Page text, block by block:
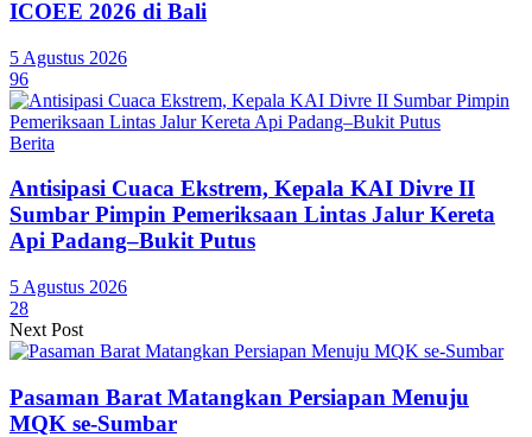
ICOEE 2026 di Bali
5 Agustus 2026
96
Berita
Antisipasi Cuaca Ekstrem, Kepala KAI Divre II
Sumbar Pimpin Pemeriksaan Lintas Jalur Kereta
Api Padang–Bukit Putus
5 Agustus 2026
28
Next Post
Pasaman Barat Matangkan Persiapan Menuju
MQK se-Sumbar